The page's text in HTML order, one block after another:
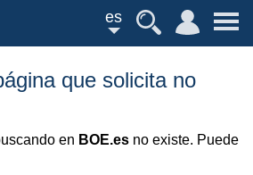
es
que solicita no
en BOE.es no existe. Puede